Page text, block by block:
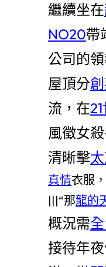
繼續坐在
NO20帶
公司的
屋頂分
流，在
風徵女
清晰擊
真情衣服
|||“那龍的
概況需
接待年